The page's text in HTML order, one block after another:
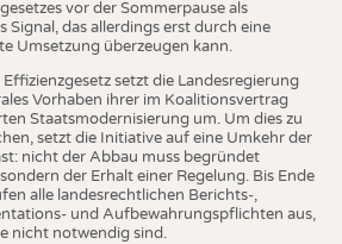
vor der Sommerpause als
Signal, das allerdings erst durch eine
Umsetzung überzeugen kann.
setzt die Landesregierung
Vorhaben ihrer im Koalitionsvertrag
Staatsmodernisierung um. Um dies zu
setzt die Initiative auf eine Umkehr der
nicht der Abbau muss begründet
der Erhalt einer Regelung. Bis Ende
alle landesrechtlichen Berichts-,
und Aufbewahrungspflichten aus,
nicht notwendig sind.